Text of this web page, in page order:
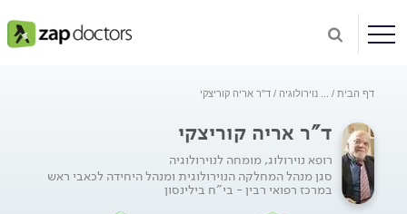
דף הבית נוירולוגיה ד"ר אריה קוריצקי
ד"ר אריה קוריצקי
רופא נוירולוג, מומחה לנוירולוגיה
סגן מנהל המחלקה הנוירולוגית ומנהל היחידה לכאבי ראש
במרכז רפואי רבין - בי"ח בילינסון